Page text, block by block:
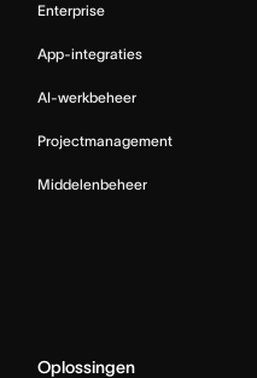
Enterprise
App-integraties
AI-werkbeheer
Projectmanagement
Middelenbeheer
Oplossingen